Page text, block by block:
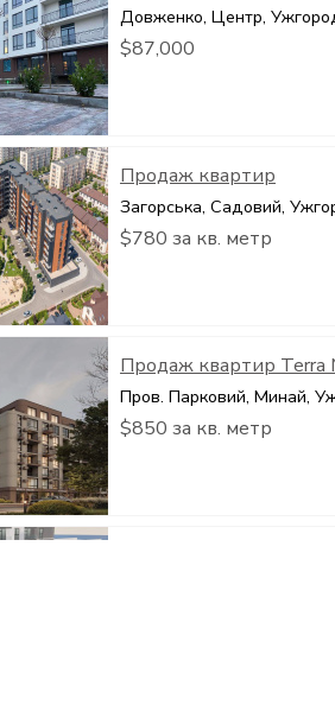
Довженко, Центр,
$87,000
Продаж квартир
Загорська, Садовий,
$780 за кв. метр
Продаж квартир Terra
Пров. Парковий, Минай,
$850 за кв. метр